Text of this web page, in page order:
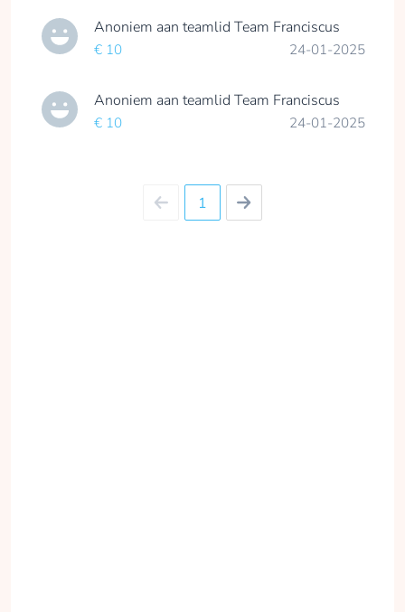
Anoniem aan teamlid Team Franciscus
€ 10 24-01-2025
Anoniem aan teamlid Team Franciscus
€ 10 24-01-2025
1